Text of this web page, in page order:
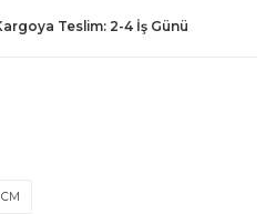
Teslim: 2-4 İş Günü